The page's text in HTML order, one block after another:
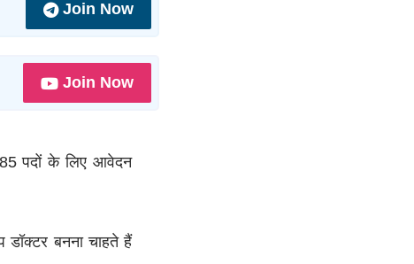
Join Now
Join Now
पदों के लिए आवेदन
बनना चाहते हैं